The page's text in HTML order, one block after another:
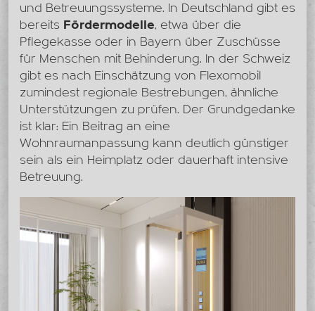
und Betreuungssysteme. In Deutschland gibt es
bereits Fördermodelle, etwa über die
Pflegekasse oder in Bayern über Zuschüsse
für Menschen mit Behinderung. In der Schweiz
gibt es nach Einschätzung von Flexomobil
zumindest regionale Bestrebungen, ähnliche
Unterstützungen zu prüfen. Der Grundgedanke
ist klar: Ein Beitrag an eine
Wohnraumanpassung kann deutlich günstiger
sein als ein Heimplatz oder dauerhaft intensive
Betreuung.